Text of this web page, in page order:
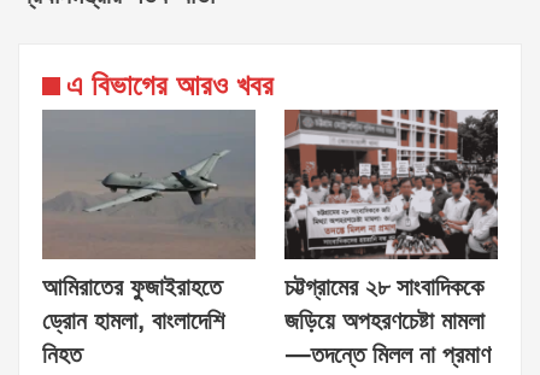
এ বিভাগের আরও খবর
আমিরাতের ফুজাইরাহতে
ড্রোন হামলা, বাংলাদেশি
নিহত
চট্টগ্রামের ২৮ সাংবাদিককে
জড়িয়ে অপহরণচেষ্টা মামলা
—তদন্তে মিলল না প্রমাণ